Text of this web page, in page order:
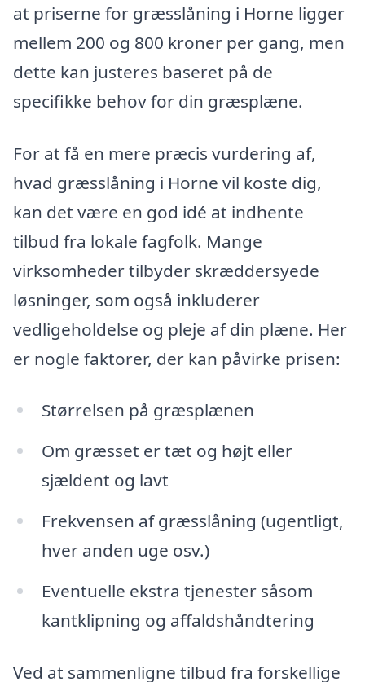
at priserne for græsslåning i Horne ligger
mellem 200 og 800 kroner per gang, men
dette kan justeres baseret på de
specifikke behov for din græsplæne.
For at få en mere præcis vurdering af,
hvad græsslåning i Horne vil koste dig,
kan det være en god idé at indhente
tilbud fra lokale fagfolk. Mange
virksomheder tilbyder skræddersyede
løsninger, som også inkluderer
vedligeholdelse og pleje af din plæne. Her
er nogle faktorer, der kan påvirke prisen:
Størrelsen på græsplænen
Om græsset er tæt og højt eller
sjældent og lavt
Frekvensen af græsslåning (ugentligt,
hver anden uge osv.)
Eventuelle ekstra tjenester såsom
kantklipning og affaldshåndtering
Ved at sammenligne tilbud fra forskellige